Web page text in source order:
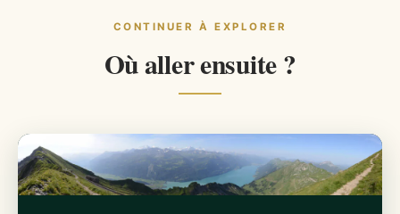
CONTINUER À EXPLORER
Où aller ensuite ?